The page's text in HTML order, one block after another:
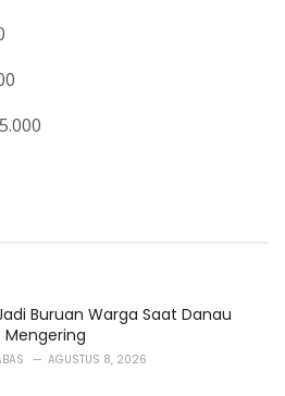
Buruan Warga Saat Danau
AGUSTUS 8, 2026